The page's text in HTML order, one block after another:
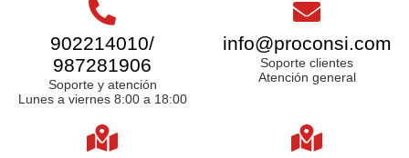
902214010/
987281906
Soporte y atención
Lunes a viernes 8:00 a 18:00
info@proconsi.com
Soporte clientes
Atención general